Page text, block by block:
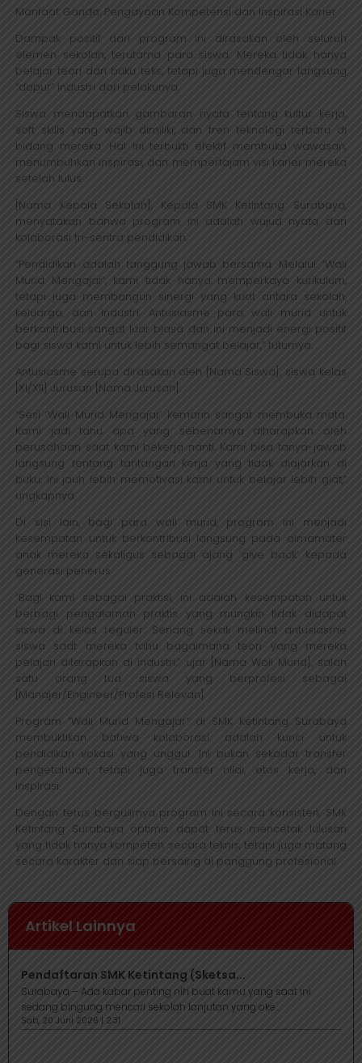
Manfaat Ganda: Pengayaan Kompetensi dan Inspirasi Karier
Dampak positif dari program ini dirasakan oleh seluruh
elemen sekolah, terutama para siswa. Mereka tidak hanya
belajar teori dari buku teks, tetapi juga mendengar langsung
“dapur” industri dari pelakunya.
Siswa mendapatkan gambaran nyata tentang kultur kerja,
soft skills yang wajib dimiliki, dan tren teknologi terbaru di
bidang mereka. Hal ini terbukti efektif membuka wawasan,
menumbuhkan inspirasi, dan mempertajam visi karier mereka
setelah lulus.
[Nama Kepala Sekolah], Kepala SMK Ketintang Surabaya,
menyatakan bahwa program ini adalah wujud nyata dari
kolaborasi tri-sentra pendidikan.
“Pendidikan adalah tanggung jawab bersama. Melalui ‘Wali
Murid Mengajar’, kami tidak hanya memperkaya kurikulum,
tetapi juga membangun sinergi yang kuat antara sekolah,
keluarga, dan industri. Antusiasme para wali murid untuk
berkontribusi sangat luar biasa dan ini menjadi energi positif
bagi siswa kami untuk lebih semangat belajar,” tuturnya.
Antusiasme serupa dirasakan oleh [Nama Siswa], siswa kelas
[XI/XII] Jurusan [Nama Jurusan].
“Sesi ‘Wali Murid Mengajar’ kemarin sangat membuka mata.
Kami jadi tahu apa yang sebenarnya diharapkan oleh
perusahaan saat kami bekerja nanti. Kami bisa tanya-jawab
langsung tentang tantangan kerja yang tidak diajarkan di
buku. Ini jauh lebih memotivasi kami untuk belajar lebih giat,”
ungkapnya.
Di sisi lain, bagi para wali murid, program ini menjadi
kesempatan untuk berkontribusi langsung pada almamater
anak mereka sekaligus sebagai ajang ‘give back’ kepada
generasi penerus.
“Bagi kami sebagai praktisi, ini adalah kesempatan untuk
berbagi pengalaman praktis yang mungkin tidak didapat
siswa di kelas reguler. Senang sekali melihat antusiasme
siswa saat mereka tahu bagaimana teori yang mereka
pelajari diterapkan di industri,” ujar [Nama Wali Murid], salah
satu orang tua siswa yang berprofesi sebagai
[Manajer/Engineer/Profesi Relevan].
Program “Wali Murid Mengajar” di SMK Ketintang Surabaya
membuktikan bahwa kolaborasi adalah kunci untuk
pendidikan vokasi yang unggul. Ini bukan sekadar transfer
pengetahuan, tetapi juga transfer nilai, etos kerja, dan
inspirasi.
Dengan terus bergulirnya program ini secara konsisten, SMK
Ketintang Surabaya optimis dapat terus mencetak lulusan
yang tidak hanya kompeten secara teknis, tetapi juga matang
secara karakter dan siap bersaing di panggung profesional.
Artikel Lainnya
Pendaftaran SMK Ketintang (Sketsa...
Surabaya – Ada kabar penting nih buat kamu yang saat ini
sedang bingung mencari sekolah lanjutan yang oke...
Sab, 20 Juni 2026 | 2:31